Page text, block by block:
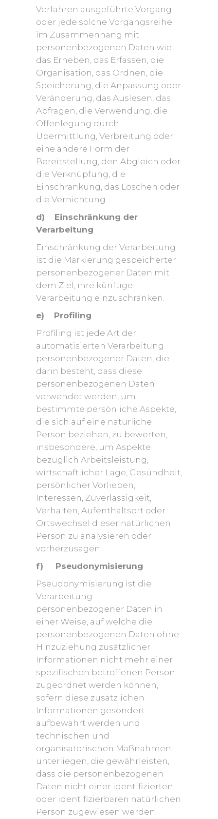
Verfahren ausgeführte Vorgang
oder jede solche Vorgangsreihe
im Zusammenhang mit
personenbezogenen Daten wie
das Erheben, das Erfassen, die
Organisation, das Ordnen, die
Speicherung, die Anpassung oder
Veränderung, das Auslesen, das
Abfragen, die Verwendung, die
Offenlegung durch
Übermittlung, Verbreitung oder
eine andere Form der
Bereitstellung, den Abgleich oder
die Verknüpfung, die
Einschränkung, das Löschen oder
die Vernichtung.
d) Einschränkung der
Verarbeitung
Einschränkung der Verarbeitung
ist die Markierung gespeicherter
personenbezogener Daten mit
dem Ziel, ihre künftige
Verarbeitung einzuschränken.
e) Profiling
Profiling ist jede Art der
automatisierten Verarbeitung
personenbezogener Daten, die
darin besteht, dass diese
personenbezogenen Daten
verwendet werden, um
bestimmte persönliche Aspekte,
die sich auf eine natürliche
Person beziehen, zu bewerten,
insbesondere, um Aspekte
bezüglich Arbeitsleistung,
wirtschaftlicher Lage, Gesundheit,
persönlicher Vorlieben,
Interessen, Zuverlässigkeit,
Verhalten, Aufenthaltsort oder
Ortswechsel dieser natürlichen
Person zu analysieren oder
vorherzusagen.
f) Pseudonymisierung
Pseudonymisierung ist die
Verarbeitung
personenbezogener Daten in
einer Weise, auf welche die
personenbezogenen Daten ohne
Hinzuziehung zusätzlicher
Informationen nicht mehr einer
spezifischen betroffenen Person
zugeordnet werden können,
sofern diese zusätzlichen
Informationen gesondert
aufbewahrt werden und
technischen und
organisatorischen Maßnahmen
unterliegen, die gewährleisten,
dass die personenbezogenen
Daten nicht einer identifizierten
oder identifizierbaren natürlichen
Person zugewiesen werden.